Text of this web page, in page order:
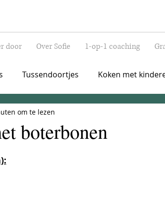
door Over Sofie 1-op-1 coaching
Tussendoortjes Koken met
Lunch
boterbonen
om te lezen